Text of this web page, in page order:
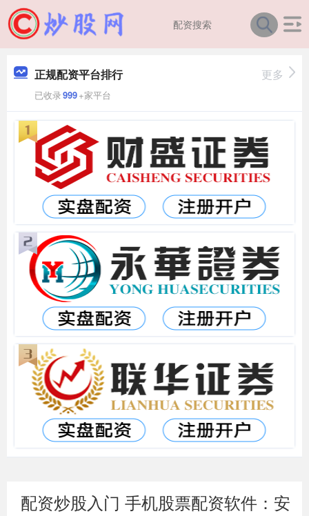
正规配资平台排行
已收录999+家平台
更多
配资炒股入门 手机股票配资软件：安